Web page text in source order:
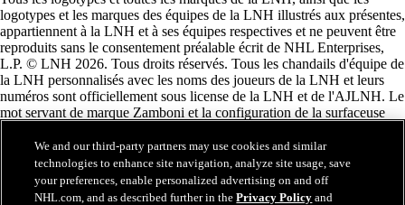
logotypes et les marques des équipes de la LNH illustrés aux présentes,
appartiennent à la LNH et à ses équipes respectives et ne peuvent être
reproduits sans le consentement préalable écrit de NHL Enterprises,
L.P. © LNH 2026. Tous droits réservés. Tous les chandails d'équipe de
la LNH personnalisés avec les noms des joueurs de la LNH et leurs
numéros sont officiellement sous license de la LNH et de l'AJLNH. Le
mot servant de marque Zamboni et la configuration de la surfaceuse
Zamboni & Co., Inc. © Frank J. Zamboni & Co., Inc. 2026. Tous
droits réservés. Toute autre marque déposée ou tout droit d'auteur d'une
tierce partie sont la propriété de leurs auteurs respectifs. Tous droits
réservés.
We and our third-party partners may use cookies and similar
technologies to enhance site navigation, analyze site usage, save
your preferences, enable personalized advertising on and off
NHL.com, and as described further in thePrivacy Policy and